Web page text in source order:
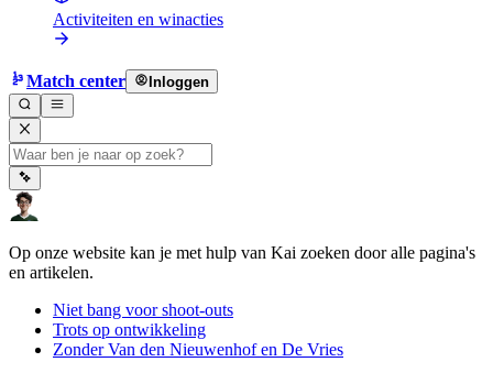
Activiteiten en winacties
Match center Inloggen
Op onze website kan je met hulp van Kai zoeken door alle pagina's
en artikelen.
Niet bang voor shoot-outs
Trots op ontwikkeling
Zonder Van den Nieuwenhof en De Vries